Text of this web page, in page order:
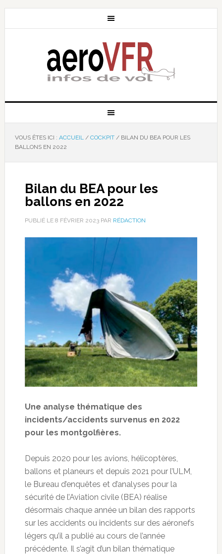
VOUS ÊTES ICI : ACCUEIL / COCKPIT /BILAN DU BEA POUR LES
BALLONS EN 2022
Bilan du BEA pour les
ballons en 2022
PUBLIÉ LE 8 FÉVRIER 2023PAR RÉDACTION
Une analyse thématique des
incidents/accidents survenus en 2022
pour les montgolfières.
Depuis 2020 pour les avions, hélicoptères,
ballons et planeurs et depuis 2021 pour l’ULM,
le Bureau d’enquêtes et d’analyses pour la
sécurité de l’Aviation civile (BEA) réalise
désormais chaque année un bilan des rapports
sur les accidents ou incidents sur des aéronefs
légers qu’il a publié au cours de l’année
précédente. Il s’agit d’un bilan thématique